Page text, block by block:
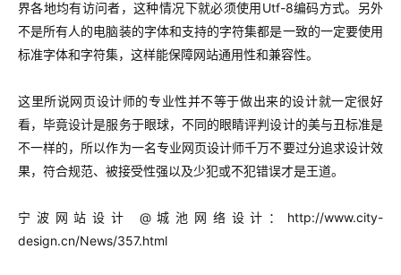
界各地均有访问者，这种情况下就必须使用Utf-8编码方式。另外
不是所有人的电脑装的字体和支持的字符集都是一致的一定要使用
标准字体和字符集，这样能保障网站通用性和兼容性。
这里所说网页设计师的专业性并不等于做出来的设计就一定很好
看，毕竟设计是服务于眼球，不同的眼睛评判设计的美与丑标准是
不一样的，所以作为一名专业网页设计师千万不要过分追求设计效
果，符合规范、被接受性强以及少犯或不犯错误才是王道。
宁波网站设计 @城池网络设计： http://www.city-
design.cn/News/357.html